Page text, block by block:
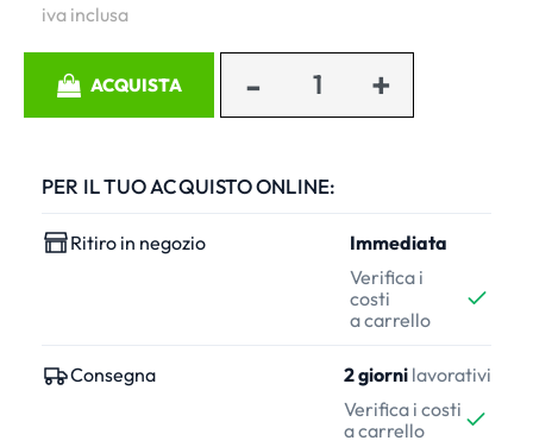
iva inclusa
ACQUISTA
PER IL TUO ACQUISTO ONLINE:
Ritiro in negozio
Immediata
Verifica i
costi
a carrello
Consegna 2 giorni lavorativi
Verifica i costi
a carrello